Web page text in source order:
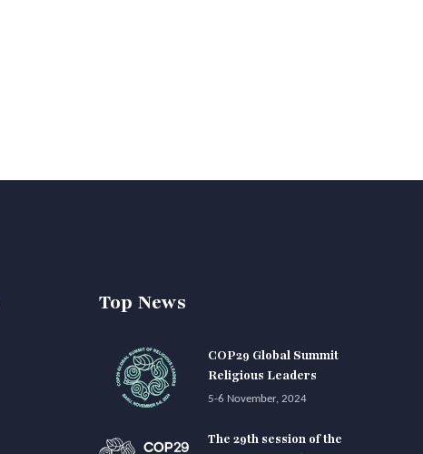
Top News
COP29 Global Summit
Religious Leaders
5-6 November, 2024
The 29th session of the